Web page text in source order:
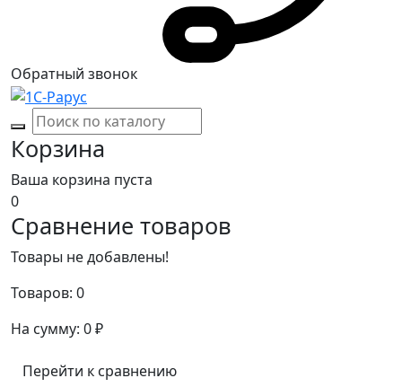
Обратный звонок
Корзина
Ваша корзина пуста
0
Сравнение товаров
Товары не добавлены!
Товаров: 0
На сумму: 0₽
Перейти к сравнению